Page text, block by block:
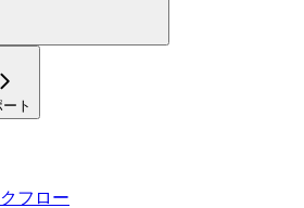
ト
フロー